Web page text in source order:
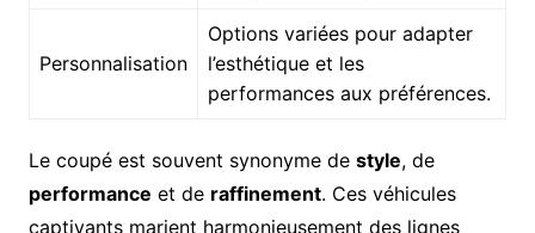
Personnalisation
Options variées pour adapter
l’esthétique et les
performances aux préférences.
Le coupé est souvent synonyme de style, de
performance et de raffinement. Ces véhicules
captivants marient harmonieusement des lignes